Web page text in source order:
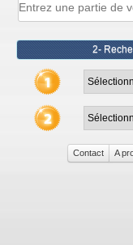
2-
Contact A